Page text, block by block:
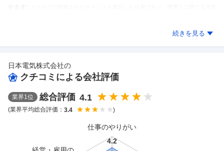
続きを見る
日本電気株式会社の
クチコミによる会社評価
業界1位 総合評価 4.1
(業界平均総合評価： 3.4 )
仕事のやりがい